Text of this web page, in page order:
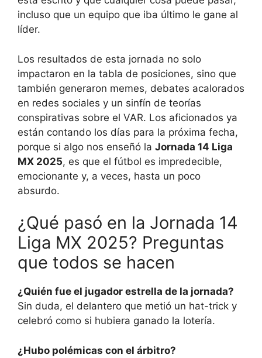
incluso que un equipo que iba último le gane al
líder.
Los resultados de esta jornada no solo
impactaron en la tabla de posiciones, sino que
también generaron memes, debates acalorados
en redes sociales y un sinfín de teorías
conspirativas sobre el VAR. Los aficionados ya
están contando los días para la próxima fecha,
porque si algo nos enseñó la Jornada 14 Liga
MX 2025, es que el fútbol es impredecible,
emocionante y, a veces, hasta un poco
absurdo.
¿Qué pasó en la Jornada 14
Liga MX 2025? Preguntas
que todos se hacen
¿Quién fue el jugador estrella de la jornada?
Sin duda, el delantero que metió un hat-trick y
celebró como si hubiera ganado la lotería.
¿Hubo polémicas con el árbitro?